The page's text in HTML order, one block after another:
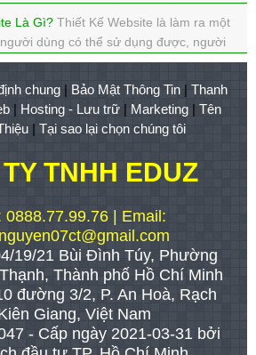
muốn của chính bạn.
08/2017 22:12
Là Gì? Thiết Kế Website là làm ra một
dùng có thể sử dụng được, người
Google Seo lên Top được,...
chung | Bảo Mật Thông Tin | Thanh
| Hosting - Lưu trữ| Marketing| Tên
| Tại sao lại chọn chúng tôi
TNHH EDUZ
0888.77.99.76 | Email:
19/21 Bùi Đình Túy, Phường
Thành phố Hồ Chí Minh
đường 3/2, P. An Hoà, Rạch
Giang, Việt Nam
- Cấp ngày 2021-03-31 bởi